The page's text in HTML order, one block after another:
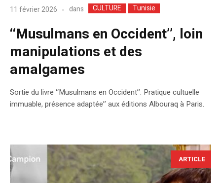
11 février 2026 dans CULTURE Tunisie
‘‘Musulmans en Occident’’, loin
manipulations et des
amalgames
Sortie du livre ‘‘Musulmans en Occident’’. Pratique cultuelle
immuable, présence adaptée’’ aux éditions Albouraq à Paris.
ARTICLE